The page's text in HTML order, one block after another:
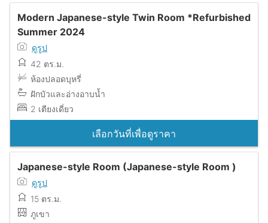
Modern Japanese-style Twin Room *Refurbished
Summer 2024
ดูรูป
42 ตร.ม.
ห้องปลอดบุหรี่
ฝักบัวและอ่างอาบน้ำ
2 เตียงเดี่ยว
เลือกวันที่เพื่อดูราคา
Japanese-style Room (Japanese-style Room )
ดูรูป
15 ตร.ม.
ภูเขา